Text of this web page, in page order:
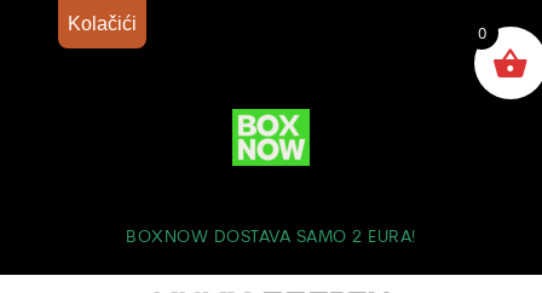
BOXNOW DOSTAVA SAMO 2 EURA!
0
Kolačići